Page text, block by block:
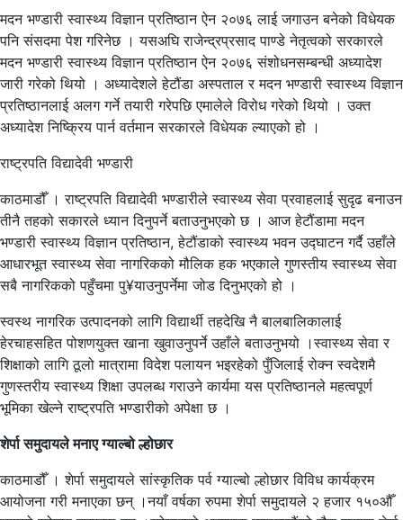
मदन भण्डारी स्वास्थ्य विज्ञान प्रतिष्ठान ऐन २०७६ लाई जगाउन बनेको विधेयक
पनि संसदमा पेश गरिनेछ । यसअघि राजेन्द्रप्रसाद पाण्डे नेतृत्वको सरकारले
मदन भण्डारी स्वास्थ्य विज्ञान प्रतिष्ठान ऐन २०७६ संशोधनसम्बन्धी अध्यादेश
जारी गरेको थियो । अध्यादेशले हेटौंडा अस्पताल र मदन भण्डारी स्वास्थ्य विज्ञान
प्रतिष्ठानलाई अलग गर्ने तयारी गरेपछि एमालेले विरोध गरेको थियो । उक्त
अध्यादेश निष्क्रिय पार्न वर्तमान सरकारले विधेयक ल्याएको हो ।
राष्ट्रपति विद्यादेवी भण्डारी
काठमाडौँ । राष्ट्रपति विद्यादेवी भण्डारीले स्वास्थ्य सेवा प्रवाहलाई सुदृढ बनाउन
तीनै तहको सकारले ध्यान दिनुपर्ने बताउनुभएको छ । आज हेटौंडामा मदन
भण्डारी स्वास्थ्य विज्ञान प्रतिष्ठान, हेटौंडाको स्वास्थ्य भवन उद्घाटन गर्दै उहाँले
आधारभूत स्वास्थ्य सेवा नागरिकको मौलिक हक भएकाले गुणस्तीय स्वास्थ्य सेवा
सबै नागरिकको पहुँचमा पु¥याउनुपर्नेमा जोड दिनुभएको हो ।
स्वस्थ नागरिक उत्पादनको लागि विद्यार्थी तहदेखि नै बालबालिकालाई
हेरचाहसहित पोशणयुक्त खाना खुवाउनुपर्ने उहाँले बताउनुभयो ।स्वास्थ्य सेवा र
शिक्षाको लागि ठूलो मात्रामा विदेश पलायन भइरहेको पुँजिलाई रोक्न स्वदेशमै
गुणस्तरीय स्वास्थ्य शिक्षा उपलब्ध गराउने कार्यमा यस प्रतिष्ठानले महत्वपूर्ण
भूमिका खेल्ने राष्ट्रपति भण्डारीको अपेक्षा छ ।
शेर्पा समुदायले मनाए ग्याल्बो ल्होछार
काठमाडौँ । शेर्पा समुदायले सांस्कृतिक पर्व ग्याल्बो ल्होछार विविध कार्यक्रम
आयोजना गरी मनाएका छन् ।नयाँ वर्षका रुपमा शेर्पा समुदायले २ हजार १५०औँ